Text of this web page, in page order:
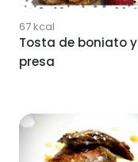
67kcal
Tosta de boniato y
presa